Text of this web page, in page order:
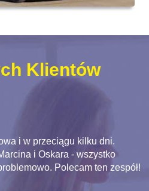
Klientów
i w przeciągu kilku dni.
i Oskara - wszystko
Polecam ten zespół!